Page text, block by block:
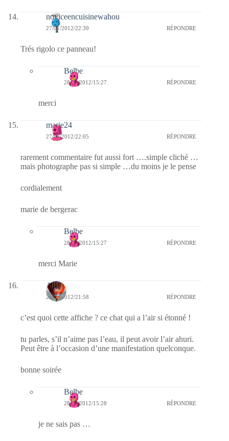
noviceencuisinewahou
27/01/2012/22:39 RÉPONDRE
Trés rigolo ce panneau!
Belbe
28/01/2012/15:27 RÉPONDRE
merci
marie24
27/01/2012/22:05 RÉPONDRE
rarement commentaire fut aussi fort ….simple cliché …
mais photographe pas si simple …du moins je le pense
cordialement
marie de bergerac
Belbe
28/01/2012/15:27 RÉPONDRE
merci Marie
Ava
27/01/2012/21:58 RÉPONDRE
c’est quoi cette affiche ? ce chat qui a l’air si étonné !
tu parles, s’il n’aime pas l’eau, il peut avoir l’air ahuri.
Peut être à l’occasion d’une manifestation quelconque.
bonne soirée
Belbe
28/01/2012/15:28 RÉPONDRE
je ne sais pas …